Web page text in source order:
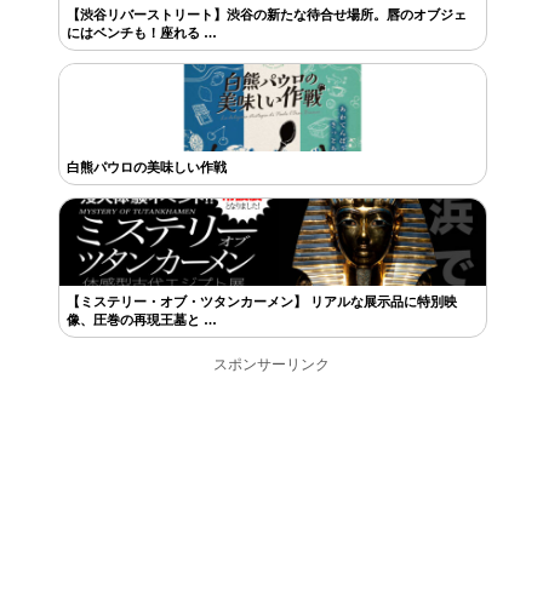
【渋谷リバーストリート】渋谷の新たな待合せ場所。唇のオブジェ
にはベンチも！座れる …
白熊パウロの美味しい作戦
【ミステリー・オブ・ツタンカーメン】 リアルな展示品に特別映
像、圧巻の再現王墓と …
スポンサーリンク